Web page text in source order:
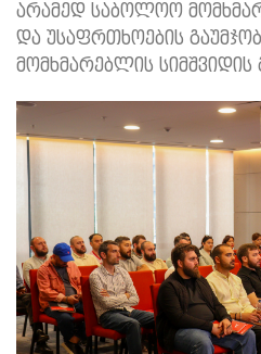
არამედ საბოლოო
და უსაფრთხოების
მომხმარებლის